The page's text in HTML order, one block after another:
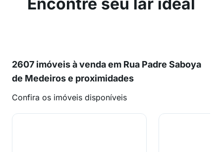
2607 imóveis à venda em Rua Padre Saboya
de Medeiros e proximidades
Confira os imóveis disponíveis